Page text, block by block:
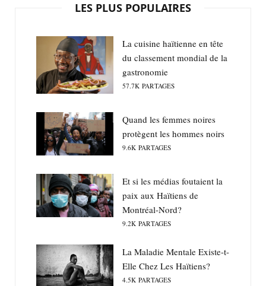
LES PLUS POPULAIRES
La cuisine haïtienne en tête
du classement mondial de la
gastronomie
57.7K PARTAGES
Quand les femmes noires
protègent les hommes noirs
9.6K PARTAGES
Et si les médias foutaient la
paix aux Haïtiens de
Montréal-Nord?
9.2K PARTAGES
La Maladie Mentale Existe-t-
Elle Chez Les Haïtiens?
4.5K PARTAGES